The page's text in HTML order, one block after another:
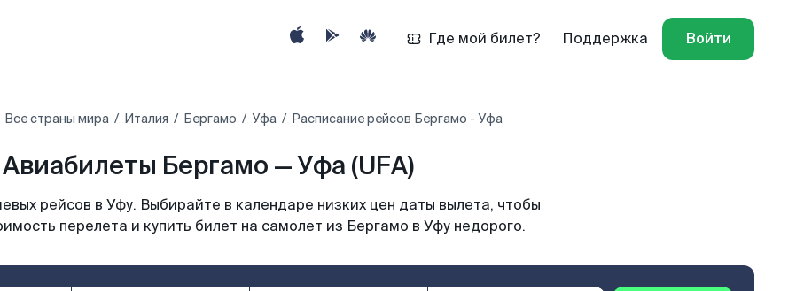
Где мой билет? Поддержка Войти
Все страны мира Италия Бергамо Уфа Расписание рейсов Бергамо - Уфа
Авиабилеты Бергамо — Уфа (UFA)
рейсов в Уфу. Выбирайте в календаре низких цен даты вылета, чтобы
перелета и купить билет на самолет из Бергамо в Уфу недорого.